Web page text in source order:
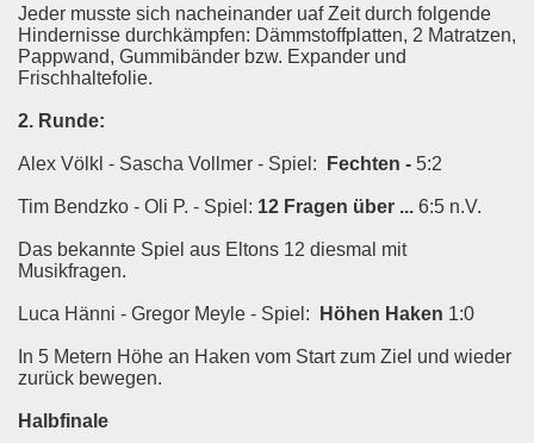
Jeder musste sich nacheinander uaf Zeit durch folgende
Hindernisse durchkämpfen: Dämmstoffplatten, 2 Matratzen,
Pappwand, Gummibänder bzw. Expander und
Frischhaltefolie.
2. Runde:
Alex Völkl - Sascha Vollmer - Spiel: Fechten - 5:2
Tim Bendzko - Oli P. - Spiel: 12 Fragen über ... 6:5 n.V.
Das bekannte Spiel aus Eltons 12 diesmal mit
Musikfragen.
Luca Hänni - Gregor Meyle - Spiel: Höhen Haken 1:0
In 5 Metern Höhe an Haken vom Start zum Ziel und wieder
zurück bewegen.
Halbfinale